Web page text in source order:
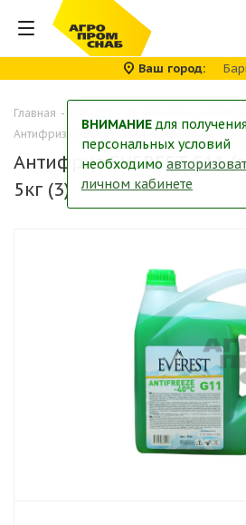
Ваш город
Главная -
Антифриз EVEREST G11 (зеленый) 5кг (3)
Антифриз EVEREST G11
5кг (3)
ВНИМАНИЕ для
персональных условий
необходимо
личном кабинете